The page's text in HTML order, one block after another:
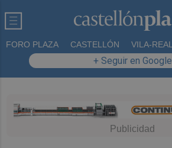
FORO PLAZA CASTELLÓN VILA-REAL
+ Seguir en Google